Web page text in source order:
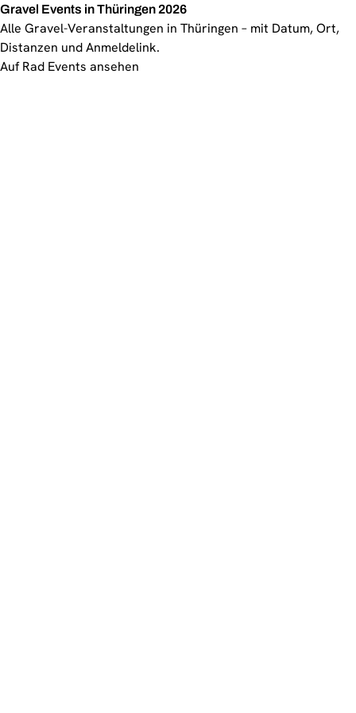
Gravel Events in Thüringen 2026
Alle Gravel-Veranstaltungen in Thüringen – mit Datum, Ort,
Distanzen und Anmeldelink.
Auf Rad Events ansehen